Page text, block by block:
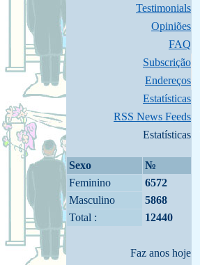
Testimonials
Opiniões
FAQ
Subscrição
Endereços
Estatísticas
RSS News Feeds
Estatísticas
Sexo
№
Feminino
6572
Masculino
5868
Total :
12440
Faz anos hoje